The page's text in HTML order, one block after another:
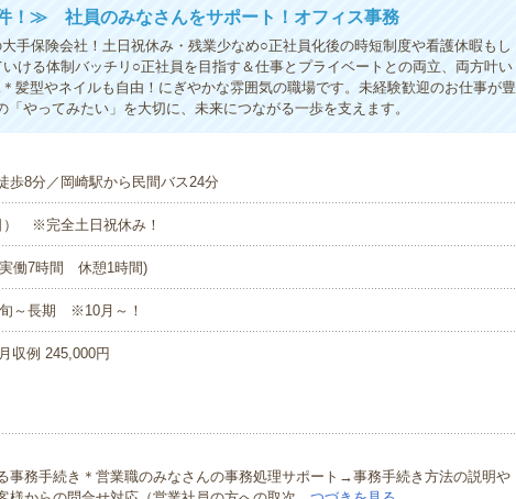
！≫ 社員のみなさんをサポート！オフィス事務
手保険会社！土日祝休み・残業少なめ○正社員化後の時短制度や看護休暇もし
ける体制バッチリ○正社員を目指す＆仕事とプライベートとの両立、両方叶い
髪型やネイルも自由！にぎやかな雰囲気の職場です。未経験歓迎のお仕事が豊
やってみたい」を大切に、未来につながる一歩を支えます。
歩8分／岡崎駅から民間バス24分
） ※完全土日祝休み！
働7時間 休憩1時間)
～長期 ※10月～！
収例 245,000円
事務手続き＊営業職のみなさんの事務処理サポート→事務手続き方法の説明や